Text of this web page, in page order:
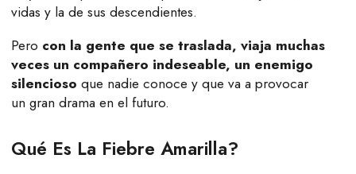
vidas y la de sus descendientes.
Pero con la gente que se traslada, viaja muchas
veces un compañero indeseable, un enemigo
silencioso que nadie conoce y que va a provocar
un gran drama en el futuro.
Qué Es La Fiebre Amarilla?